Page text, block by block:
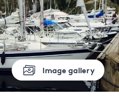
Image gallery